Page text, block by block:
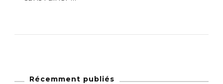
Récemment publiés